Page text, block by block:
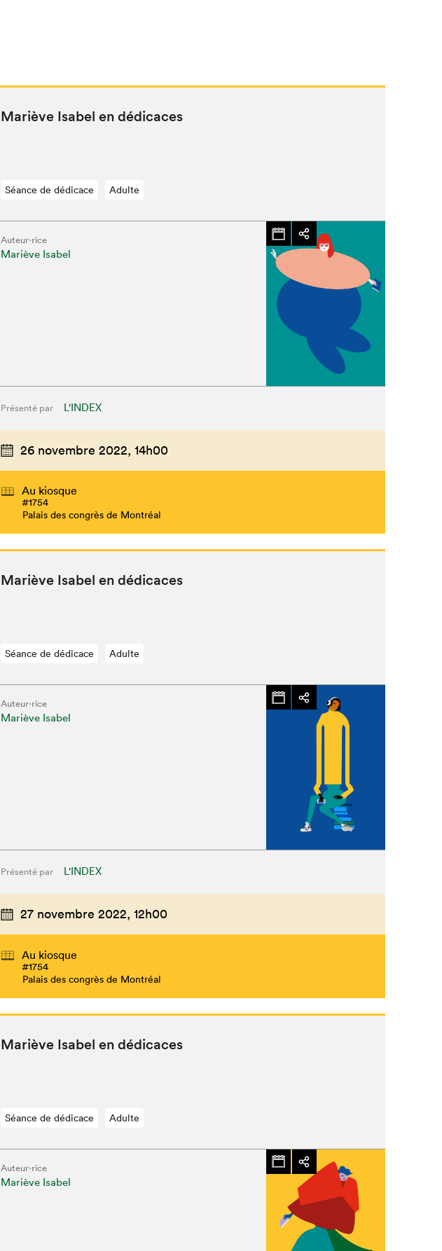
Mar­iève Isabel en dédicaces
Séance de dédicace Adulte
Auteur·rice
Mariève Isabel
Présenté par L'INDEX
26 novembre 2022, 14h00
Au kiosque
#1754
Palais des congrès de Montréal
Mar­iève Isabel en dédicaces
Séance de dédicace Adulte
Auteur·rice
Mariève Isabel
Présenté par L'INDEX
27 novembre 2022, 12h00
Au kiosque
#1754
Palais des congrès de Montréal
Mar­iève Isabel en dédicaces
Séance de dédicace Adulte
Auteur·rice
Mariève Isabel